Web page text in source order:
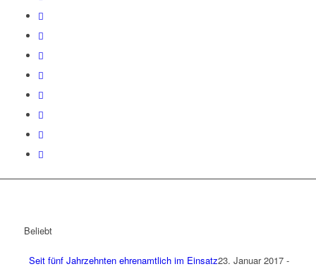
Beliebt
Seit fünf Jahrzehnten ehrenamtlich im Einsatz23. Januar 2017 -